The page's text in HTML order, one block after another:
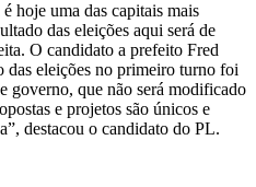
hoje uma das capitais mais
das eleições aqui será de
O candidato a prefeito Fred
das eleições no primeiro turno foi
governo, que não será modificado
e projetos são únicos e
destacou o candidato do PL.